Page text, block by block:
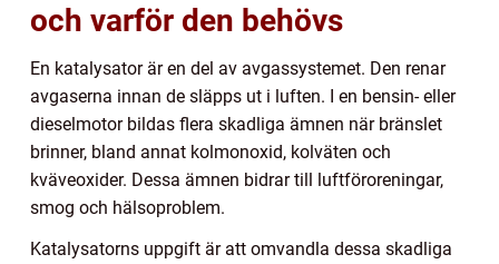
och varför den behövs
En katalysator är en del av avgassystemet. Den renar
avgaserna innan de släpps ut i luften. I en bensin- eller
dieselmotor bildas flera skadliga ämnen när bränslet
brinner, bland annat kolmonoxid, kolväten och
kväveoxider. Dessa ämnen bidrar till luftföroreningar,
smog och hälsoproblem.
Katalysatorns uppgift är att omvandla dessa skadliga